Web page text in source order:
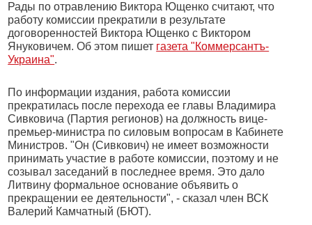
Рады по отравлению Виктора Ющенко считают, что
работу комиссии прекратили в результате
договоренностей Виктора Ющенко с Виктором
Януковичем. Об этом пишет газета "Коммерсантъ-
Украина".
По информации издания, работа комиссии
прекратилась после перехода ее главы Владимира
Сивковича (Партия регионов) на должность вице-
премьер-министра по силовым вопросам в Кабинете
Министров. "Он (Сивкович) не имеет возможности
принимать участие в работе комиссии, поэтому и не
созывал заседаний в последнее время. Это дало
Литвину формальное основание объявить о
прекращении ее деятельности", - сказал член ВСК
Валерий Камчатный (БЮТ).